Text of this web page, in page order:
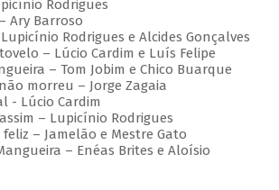
Rodrigues
Ary Barroso
Rodrigues e Alcides Gonçalves
– Lúcio Cardim e Luís Felipe
– Tom Jobim e Chico Buarque
morreu – Jorge Zagaia
- Lúcio Cardim
– Lupicínio Rodrigues
feliz – Jamelão e Mestre Gato
– Enéas Brites e Aloísio